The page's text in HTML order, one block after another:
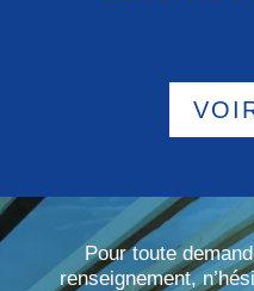
Pour toute
renseignement,